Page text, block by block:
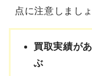
点に注意しましょ
買取実績が
ぶ